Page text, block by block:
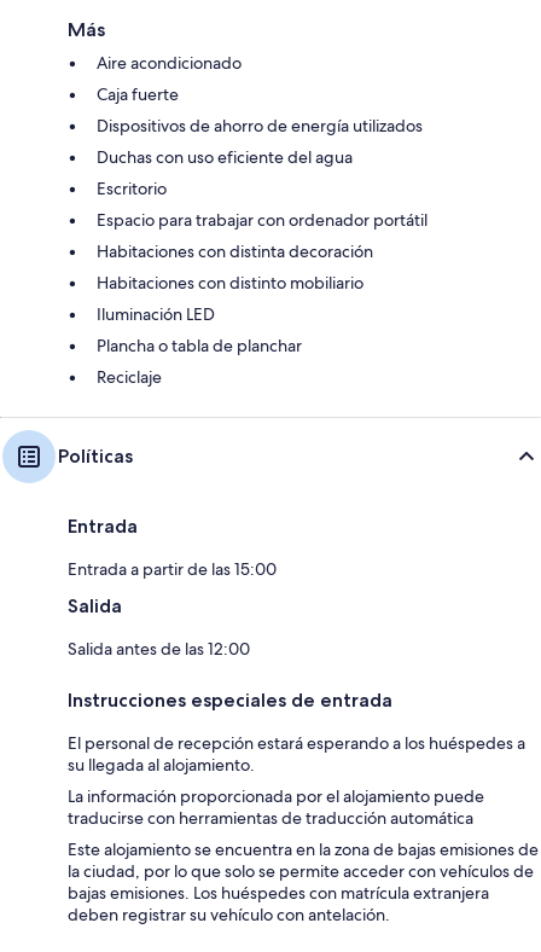
Más
Aire acondicionado
Caja fuerte
Dispositivos de ahorro de energía utilizados
Duchas con uso eficiente del agua
Escritorio
Espacio para trabajar con ordenador portátil
Habitaciones con distinta decoración
Habitaciones con distinto mobiliario
Iluminación LED
Plancha o tabla de planchar
Reciclaje
Políticas
Entrada
Entrada a partir de las 15:00
Salida
Salida antes de las 12:00
Instrucciones especiales de entrada
El personal de recepción estará esperando a los huéspedes a
su llegada al alojamiento.
La información proporcionada por el alojamiento puede
traducirse con herramientas de traducción automática
Este alojamiento se encuentra en la zona de bajas emisiones de
la ciudad, por lo que solo se permite acceder con vehículos de
bajas emisiones. Los huéspedes con matrícula extranjera
deben registrar su vehículo con antelación.